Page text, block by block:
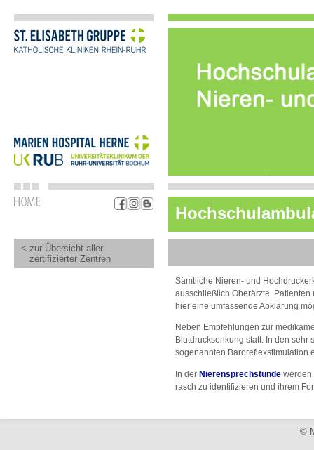
< zur Übersicht aller
zertifizierter Zentren
Sämtliche Nieren- und
ausschließlich Oberärzte.
hier eine umfassende Abklärung
Neben Empfehlungen zur
Blutdrucksenkung statt. In den
sogenannten Baroreflexstimulation
In der Nierensprechstunde werden
rasch zu identifizieren und ihrem
©